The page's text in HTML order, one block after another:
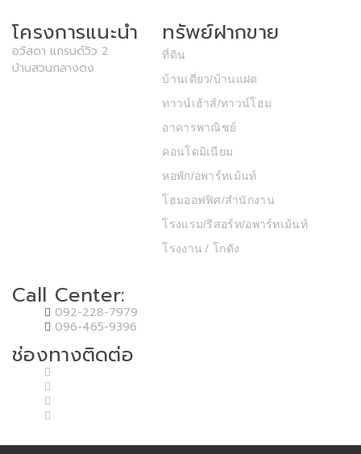
โครงการแนะนำ
อวัสดา แกรนด์วิว 2
บ้านสวนกลางดง
ทรัพย์ฝากขาย
ที่ดิน
บ้านเดี่ยว/บ้านแฝด
ทาวน์เฮ้าส์/ทาวน์โฮม
อาคารพาณิชย์
คอนโดมิเนียม
หอพัก/อพาร์ทเม้นท์
โฮมออฟฟิศ/สำนักงาน
โรงแรม/รีสอร์ท/อพาร์ทเม้นท์
โรงงาน / โกดัง
Call Center:
092-228-7979
096-465-9396
ช่องทางติดต่อ